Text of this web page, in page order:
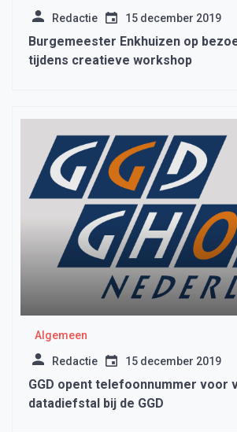
Redactie 15 december 2019
Burgemeester Enkhuizen op
tijdens creatieve workshop
Algemeen
Redactie 15 december 2019
GGD opent telefoonnummer voor
datadiefstal bij de GGD